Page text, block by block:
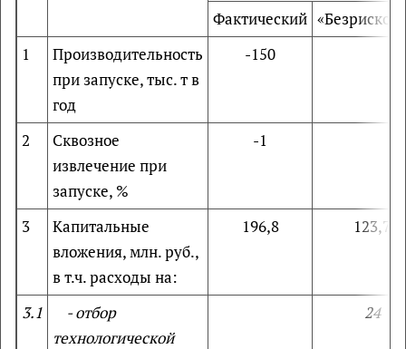
Фактический
1
Производительность
при запуске, тыс. т в
год
-150
2
Сквозное
извлечение при
запуске, %
-1
3
Капитальные
вложения, млн. руб.,
в т.ч. расходы на:
196,8 123,7
3.1
- отбор
технологической
24